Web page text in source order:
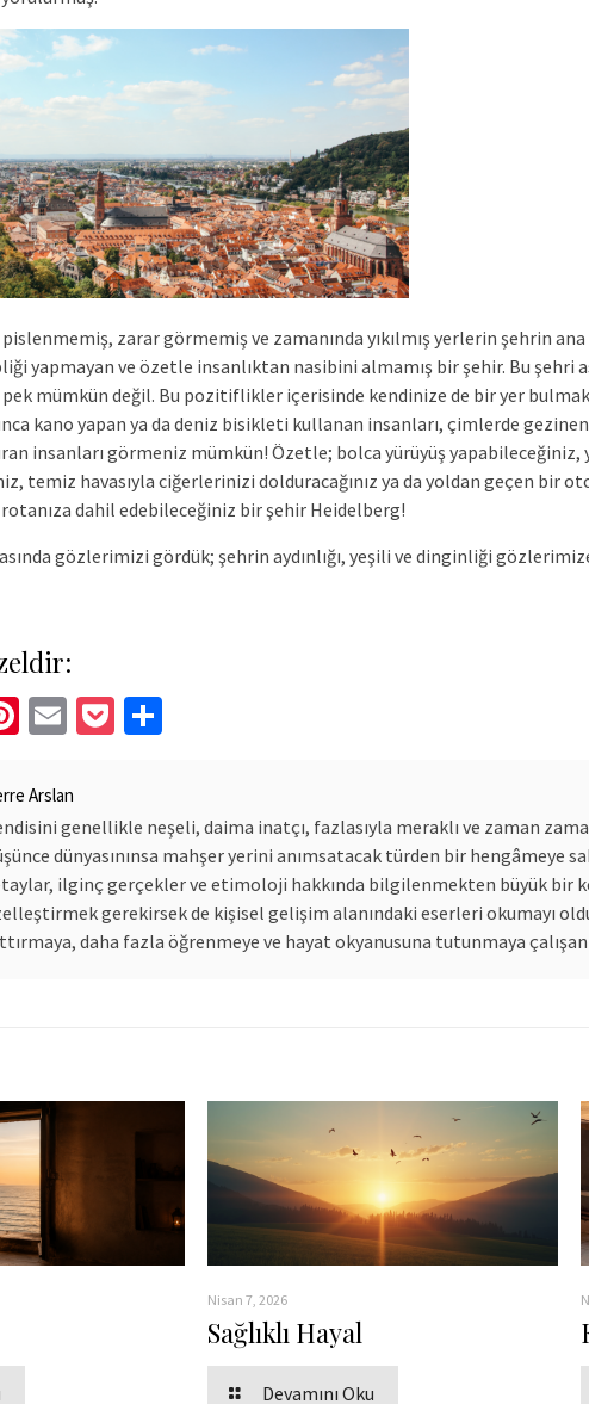
pislenmemiş, zarar görmemiş ve zamanında yıkılmış yerlerin şehrin
yapmayan ve özetle insanlıktan nasibini almamış bir şehir. Bu şehri
pek mümkün değil. Bu pozitiflikler içerisinde kendinize de bir yer
kano yapan ya da deniz bisikleti kullanan insanları, çimlerde
insanları görmeniz mümkün! Özetle; bolca yürüyüş yapabileceğiniz,
temiz havasıyla ciğerlerinizi dolduracağınız ya da yoldan geçen bir
dahil edebileceğiniz bir şehir Heidelberg!
gözlerimizi gördük; şehrin aydınlığı, yeşili ve dinginliği gözlerimize
Pinterest
EmailPocket
Arslan
genellikle neşeli, daima inatçı, fazlasıyla meraklı ve zaman
dünyasınınsa mahşer yerini anımsatacak türden bir hengâmeye
ilginç gerçekler ve etimoloji hakkında bilgilenmekten büyük bir
gerekirsek de kişisel gelişim alanındaki eserleri okumayı
daha fazla öğrenmeye ve hayat okyanusuna tutunmaya
Nisan 7, 2026
Sağlıklı Hayal
Devamını Oku